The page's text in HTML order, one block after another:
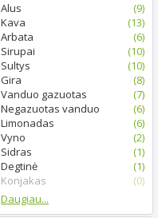
Alus
(9)
Kava
(13)
Arbata
(6)
Sirupai
(10)
Sultys
(10)
Gira
(8)
Vanduo gazuotas
(7)
Negazuotas vanduo
(6)
Limonadas
(6)
Vyno
(2)
Sidras
(1)
Degtinė
(1)
Konjakas
(0)
Daugiau...